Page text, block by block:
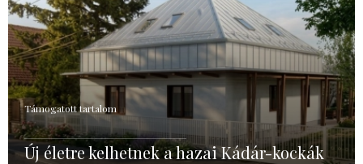
Támogatott tartalom
Új életre kelhetnek a hazai Kádár-kockák